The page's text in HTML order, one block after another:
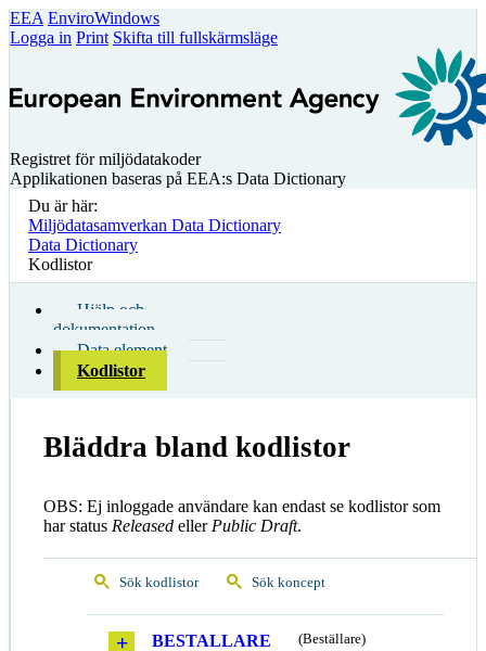
EEA EnviroWindows
Logga in Print Skifta till fullskärmsläge
Registret för miljödatakoder
Applikationen baseras på EEA:s Data Dictionary
Du är här:
Miljödatasamverkan Data Dictionary
Data Dictionary
Kodlistor
Hjälp och
dokumentation
Data element
Kodlistor
Bläddra bland kodlistor
OBS: Ej inloggade användare kan endast se kodlistor som
har status Released eller Public Draft.
Sök kodlistor Sök koncept
BESTALLARE (Beställare)